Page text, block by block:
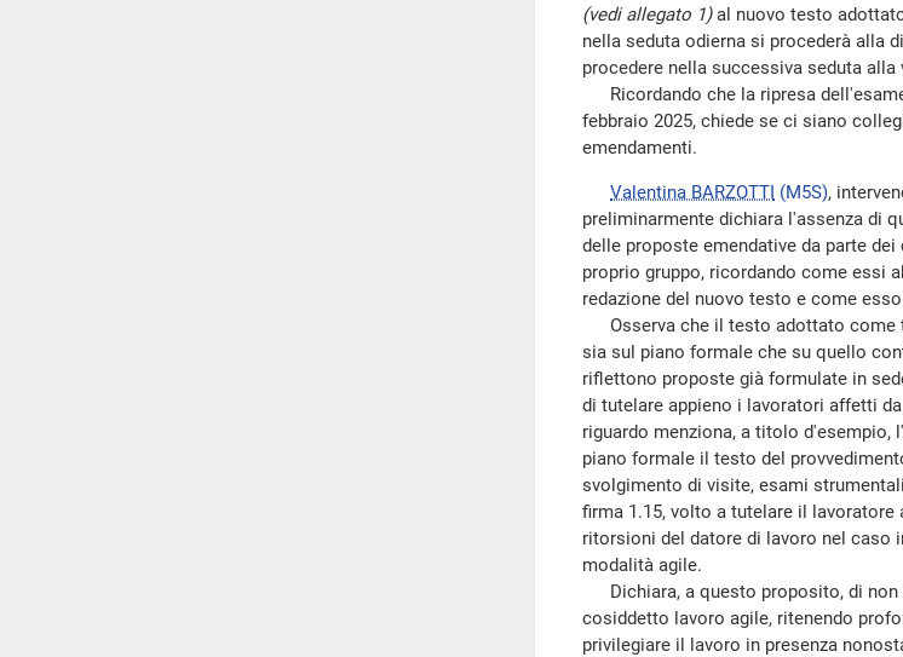
(vedi allegato 1)al nuovo testo
nella seduta odierna si procederà alla
procedere nella successiva seduta
Ricordando che la ripresa
febbraio 2025, chiede se ci siano
emendamenti.
Valentina BARZOTTI (M5S),
preliminarmente dichiara l'assenza di
delle proposte emendative da parte
proprio gruppo, ricordando come essi
redazione del nuovo testo e come
Osserva che il testo adottato come
sia sul piano formale che su quello
riflettono proposte già formulate in
di tutelare appieno i lavoratori affetti
riguardo menziona, a titolo d'esempio,
piano formale il testo del
svolgimento di visite, esami
firma 1.15, volto a tutelare il
ritorsioni del datore di lavoro nel caso
modalità agile.
Dichiara, a questo proposito, di non
cosiddetto lavoro agile, ritenendo
privilegiare il lavoro in presenza